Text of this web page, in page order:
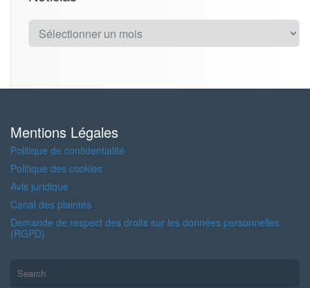
s
Mentions Légales
Politique de confidentialité
Politique des cookies
Avis juridique
Canal des plaintes
Demande de respect des droits sur les données personnelles
(RGPD)